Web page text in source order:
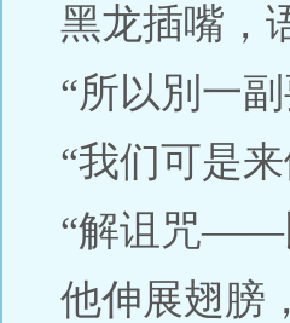
黑龙插嘴，
“所以別一
“我们可是
“解诅咒——
他伸展翅膀